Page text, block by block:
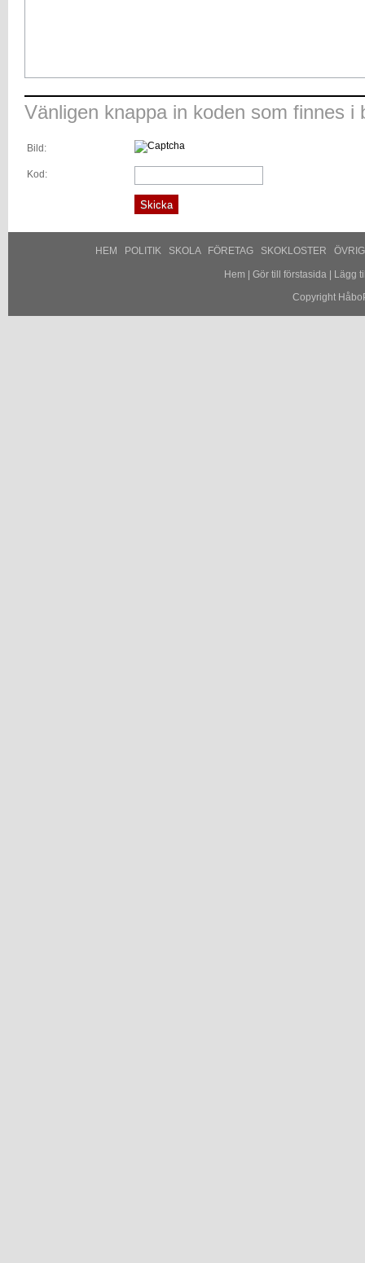
Vänligen knappa in koden som finnes i
Bild:
Kod:
HEM POLITIK SKOLA FÖRETAG SKOKLOSTER
Hem Gör till förstasida|
Lägg
Copyright